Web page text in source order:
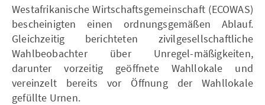
Westafrikanische Wirtschaftsgemeinschaft (ECOWAS)
bescheinigten einen ordnungsgemäßen Ablauf.
Gleichzeitig berichteten zivilgesellschaftliche
Wahlbeobachter über Unregel-mäßigkeiten,
darunter vorzeitig geöffnete Wahllokale und
vereinzelt bereits vor Öffnung der Wahllokale
gefüllte Urnen.